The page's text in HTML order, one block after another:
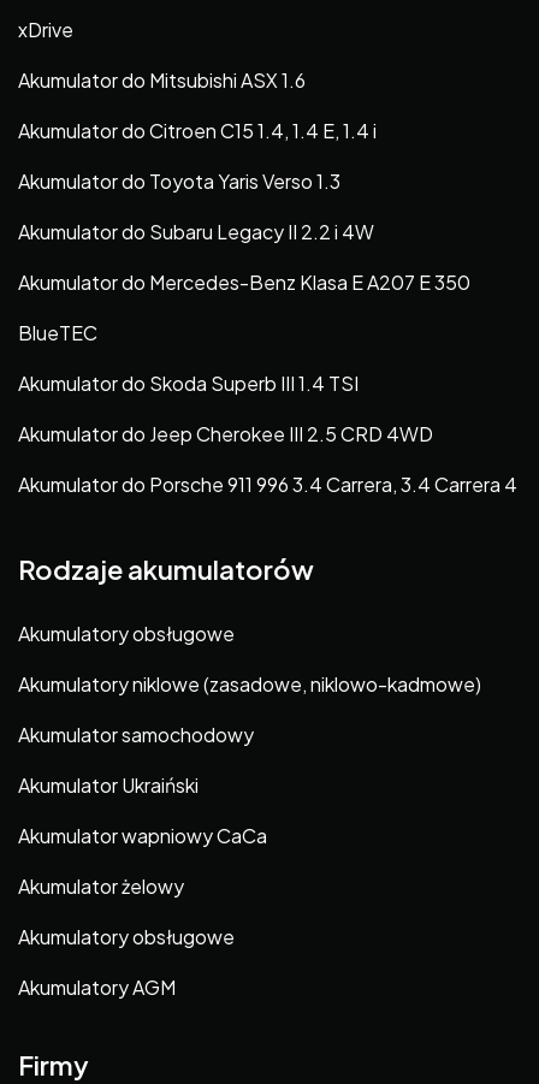
xDrive
Akumulator do Mitsubishi ASX 1.6
Akumulator do Citroen C15 1.4, 1.4 E, 1.4 i
Akumulator do Toyota Yaris Verso 1.3
Akumulator do Subaru Legacy II 2.2 i 4W
Akumulator do Mercedes-Benz Klasa E A207 E 350
BlueTEC
Akumulator do Skoda Superb III 1.4 TSI
Akumulator do Jeep Cherokee III 2.5 CRD 4WD
Akumulator do Porsche 911 996 3.4 Carrera, 3.4 Carrera 4
Rodzaje akumulatorów
Akumulatory obsługowe
Akumulatory niklowe (zasadowe, niklowo-kadmowe)
Akumulator samochodowy
Akumulator Ukraiński
Akumulator wapniowy CaCa
Akumulator żelowy
Akumulatory obsługowe
Akumulatory AGM
Firmy